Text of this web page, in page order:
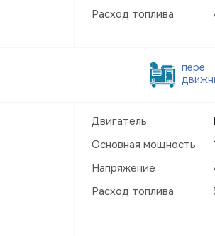
Расход топлива
пере
Двигатель
Основная мощность
Напряжение
Расход топлива